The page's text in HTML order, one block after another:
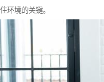
环境的关键。